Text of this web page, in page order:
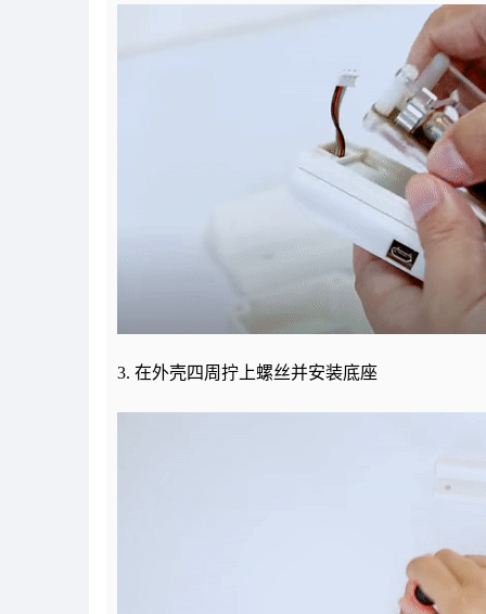
3. 在外壳四周拧上螺丝并安装底座